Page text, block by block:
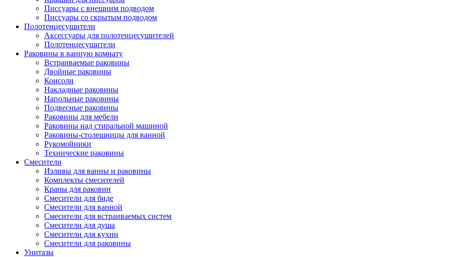
Писсуары с внешним подводом
Писсуары со скрытым подводом
Полотенцесушители
Аксессуары для полотенцесушителей
Полотенцесушители
Раковины в ванную комнату
Встраиваемые раковины
Двойные раковины
Консоли
Накладные раковины
Напольные раковины
Подвесные раковины
Раковины для мебели
Раковины над стиральной машиной
Раковины-столешницы для ванной
Рукомойники
Технические раковины
Смесители
Изливы для ванны и раковины
Комплекты смесителей
Краны для раковин
Смесители для биде
Смесители для ванной
Смесители для встраиваемых систем
Смесители для душа
Смесители для кухни
Смесители для раковины
Унитазы